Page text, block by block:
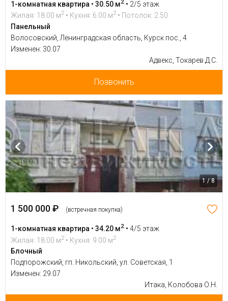
1-комнатная квартира • 30.50 м • 2/5 этаж
Жилая: 18.00 м2 • Кухня: 6.00 м2 • Потолок: 2.50
Панельный
Волосовский, Ленинградская область, Курск пос., 4
Изменен: 30.07
Адвекс, Токарев Д.С.
Позвонить
1 / 8
1 500 000 ₽ (встречная покупка)
1-комнатная квартира • 34.20 м2 • 4/5 этаж
Жилая: 18.00 м2 • Кухня: 9.00 м2
Блочный
Подпорожский, гп. Никольский, ул. Советская, 1
Изменен: 29.07
Итака, Колобова О.Н.